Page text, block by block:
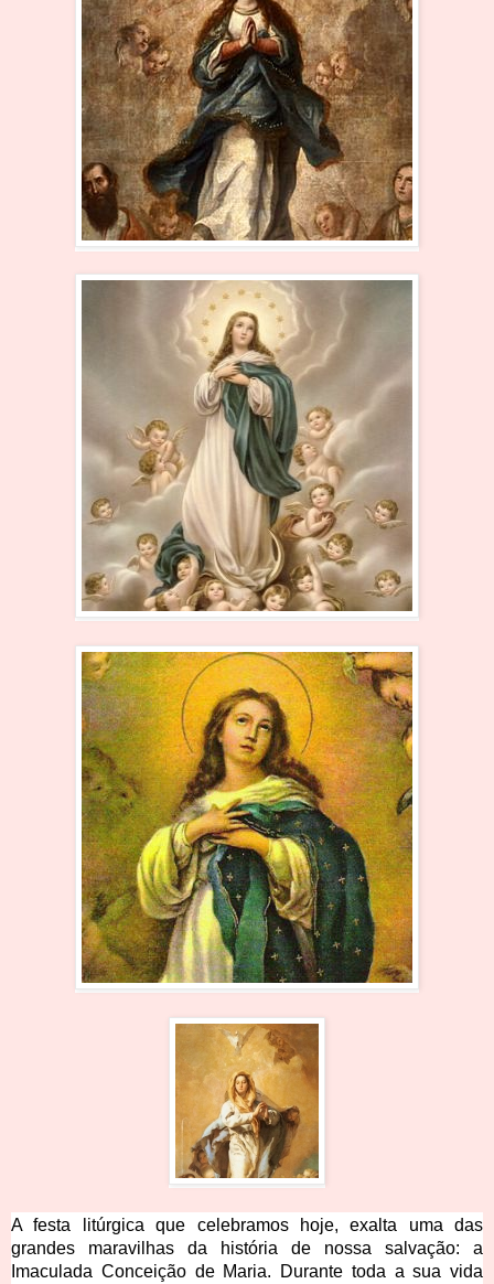
A festa litúrgica que celebramos hoje, exalta uma das
grandes maravilhas da história de nossa salvação: a
Imaculada Conceição de Maria. Durante toda a sua vida